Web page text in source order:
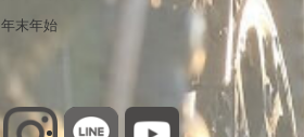
年末年始